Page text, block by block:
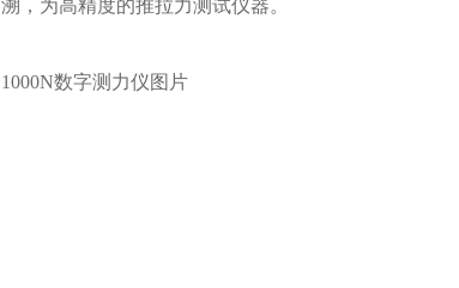
溯，为高精度的推拉力测试仪器。
1000N数字测力仪图片